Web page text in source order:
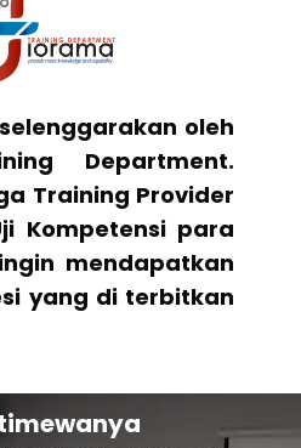
oleh
Department.
Training Provider
Kompetensi para
mendapatkan
yang di terbitkan